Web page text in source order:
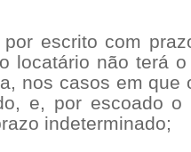
escrito com
locatário não terá
nos casos em que
e, por escoado o
indeterminado;